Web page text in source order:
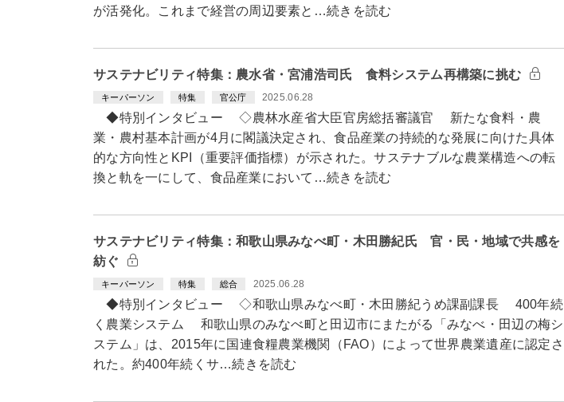
が活発化。これまで経営の周辺要素と…続きを読む
サステナビリティ特集：農水省・宮浦浩司氏 食料システム再構築に挑む
キーパーソン 特集 官公庁 2025.06.28
◆特別インタビュー ◇農林水産省大臣官房総括審議官 新たな食料・農
業・農村基本計画が4月に閣議決定され、食品産業の持続的な発展に向けた具体
的な方向性とKPI（重要評価指標）が示された。サステナブルな農業構造への転
換と軌を一にして、食品産業において…続きを読む
サステナビリティ特集：和歌山県みなべ町・木田勝紀氏 官・民・地域で共感を
紡ぐ
キーパーソン 特集 総合 2025.06.28
◆特別インタビュー ◇和歌山県みなべ町・木田勝紀うめ課副課長 400年続
く農業システム 和歌山県のみなべ町と田辺市にまたがる「みなべ・田辺の梅シ
ステム」は、2015年に国連食糧農業機関（FAO）によって世界農業遺産に認定さ
れた。約400年続くサ…続きを読む